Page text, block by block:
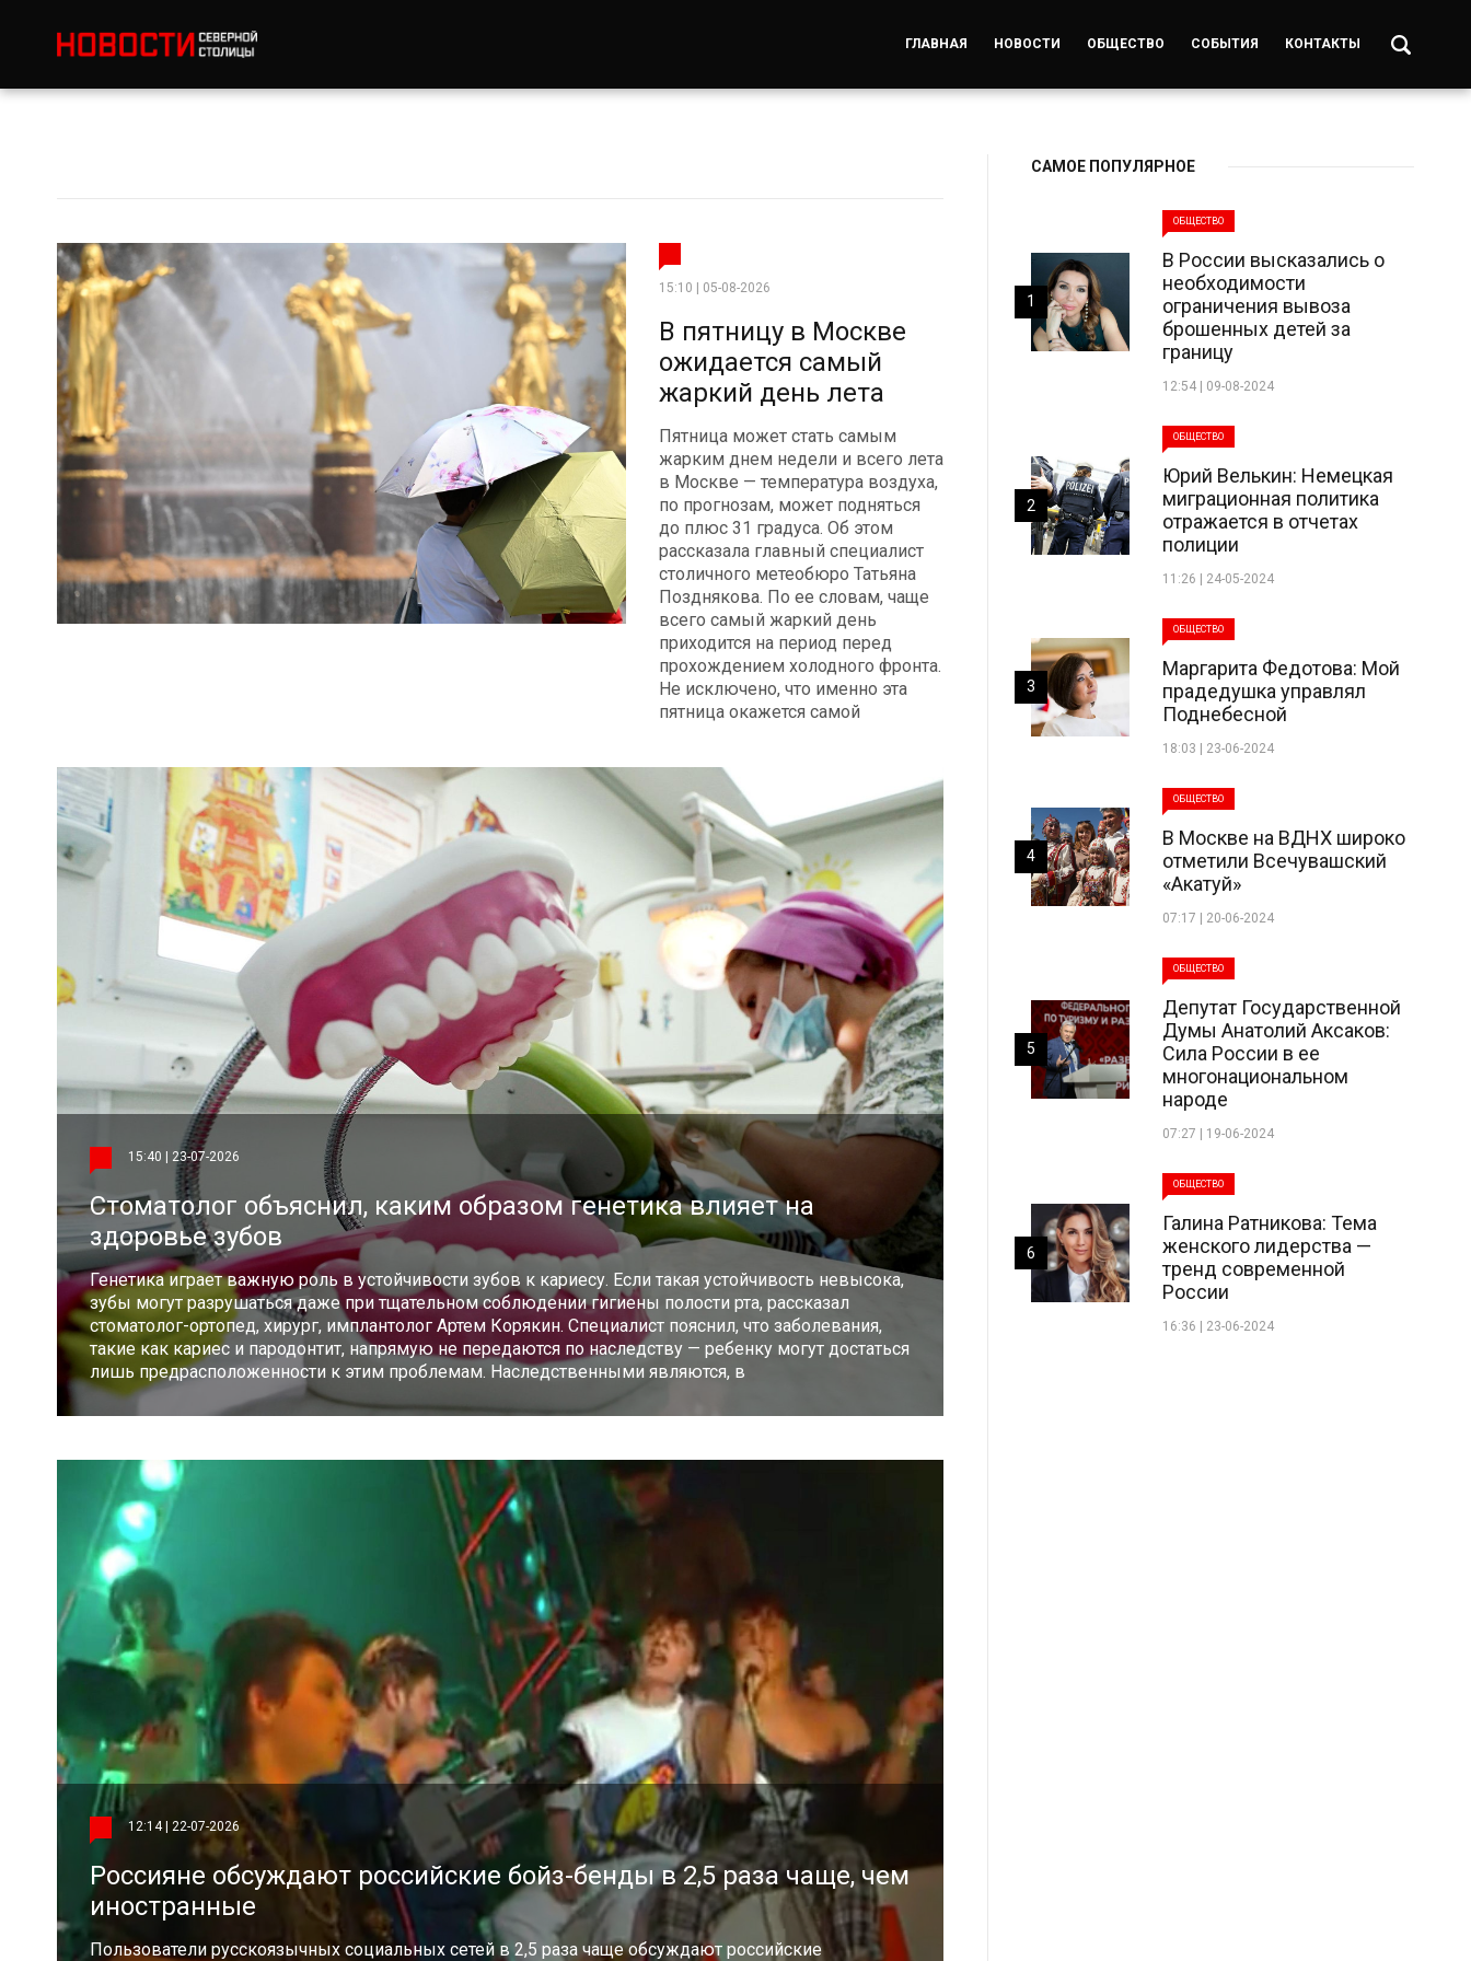
ГЛАВНАЯ НОВОСТИ ОБЩЕСТВО СОБЫТИЯ КОНТАКТЫ
15:10 | 05-08-2026
В пятницу в Москве
ожидается самый
жаркий день лета
Пятница может стать самым
жарким днем недели и всего лета
в Москве — температура воздуха,
по прогнозам, может подняться
до плюс 31 градуса. Об этом
рассказала главный специалист
столичного метеобюро Татьяна
Позднякова. По ее словам, чаще
всего самый жаркий день
приходится на период перед
прохождением холодного фронта.
Не исключено, что именно эта
пятница окажется самой
15:40 | 23-07-2026
Стоматолог объяснил, каким образом генетика влияет на
здоровье зубов
Генетика играет важную роль в устойчивости зубов к кариесу. Если такая устойчивость невысока,
зубы могут разрушаться даже при тщательном соблюдении гигиены полости рта, рассказал
стоматолог-ортопед, хирург, имплантолог Артем Корякин. Специалист пояснил, что заболевания,
такие как кариес и пародонтит, напрямую не передаются по наследству — ребенку могут достаться
лишь предрасположенности к этим проблемам. Наследственными являются, в
12:14 | 22-07-2026
Россияне обсуждают российские бойз-бенды в 2,5 раза чаще, чем
иностранные
Пользователи русскоязычных социальных сетей в 2,5 раза чаще обсуждают российские
САМОЕ ПОПУЛЯРНОЕ
ОБЩЕСТВО
В России высказались о
необходимости
ограничения вывоза
брошенных детей за
границу
12:54 | 09-08-2024
1
ОБЩЕСТВО
Юрий Велькин: Немецкая
миграционная политика
отражается в отчетах
полиции
11:26 | 24-05-2024
2
ОБЩЕСТВО
Маргарита Федотова: Мой
прадедушка управлял
Поднебесной
18:03 | 23-06-2024
3
ОБЩЕСТВО
В Москве на ВДНХ широко
отметили Всечувашский
«Акатуй»
07:17 | 20-06-2024
4
ОБЩЕСТВО
Депутат Государственной
Думы Анатолий Аксаков:
Сила России в ее
многонациональном
народе
07:27 | 19-06-2024
5
ОБЩЕСТВО
Галина Ратникова: Тема
женского лидерства —
тренд современной
России
16:36 | 23-06-2024
6